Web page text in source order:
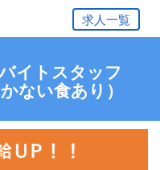
求人一覧
イトスタッフ
ない食あり）